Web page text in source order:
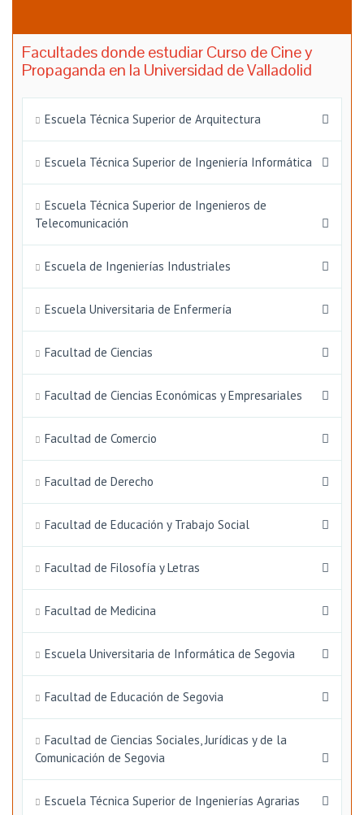
Facultades donde estudiar Curso de Cine y
Propaganda en la Universidad de Valladolid
Escuela Técnica Superior de Arquitectura
Escuela Técnica Superior de Ingeniería Informática
Escuela Técnica Superior de Ingenieros de
Telecomunicación
Escuela de Ingenierías Industriales
Escuela Universitaria de Enfermería
Facultad de Ciencias
Facultad de Ciencias Económicas y Empresariales
Facultad de Comercio
Facultad de Derecho
Facultad de Educación y Trabajo Social
Facultad de Filosofía y Letras
Facultad de Medicina
Escuela Universitaria de Informática de Segovia
Facultad de Educación de Segovia
Facultad de Ciencias Sociales, Jurídicas y de la
Comunicación de Segovia
Escuela Técnica Superior de Ingenierías Agrarias